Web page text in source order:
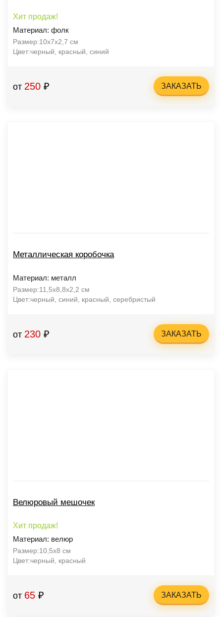
Хит продаж!
Материал: фолк
Размер:10х7х2,7 см
Цвет:черный, красный, синий
от 250 ₽ ЗАКАЗАТЬ
Металлическая коробочка
Материал: металл
Размер:11,5х8,8х2,2 см
Цвет:черный, синий, красный, серебристый
от 230 ₽ ЗАКАЗАТЬ
Велюровый мешочек
Хит продаж!
Материал: велюр
Размер:10,5х8 см
Цвет:черный, красный
от 65 ₽ ЗАКАЗАТЬ